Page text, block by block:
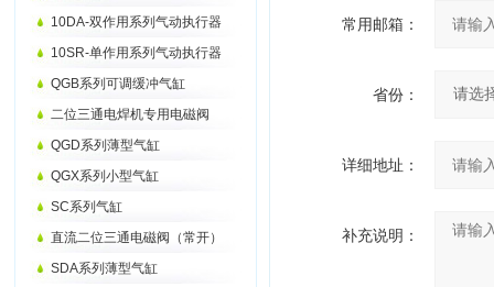
10DA-双作用系列气动执行器
10SR-单作用系列气动执行器
QGB系列可调缓冲气缸
二位三通电焊机专用电磁阀
QGD系列薄型气缸
QGX系列小型气缸
SC系列气缸
直流二位三通电磁阀（常开）
SDA系列薄型气缸
常用邮箱：
省份：
详细地址：
补充说明：